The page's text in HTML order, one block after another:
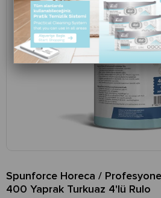
Spunforce Horeca /
400 Yaprak Turkuaz 4'lü Rulo